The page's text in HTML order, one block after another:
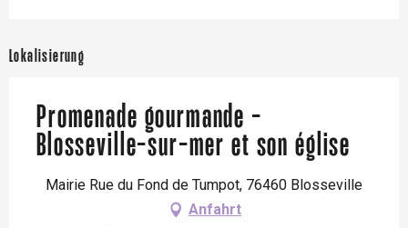
Lokalisierung
Promenade gourmande -
Blosseville-sur-mer et son église
Mairie Rue du Fond de Tumpot, 76460 Blosseville
Anfahrt